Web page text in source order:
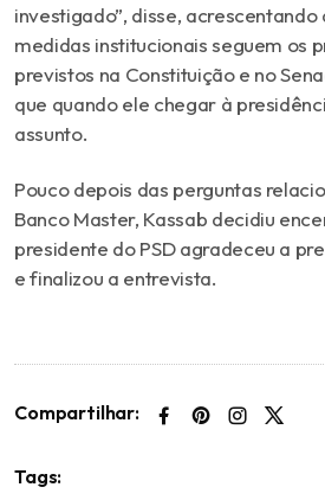
investigado”, disse, acrescentando
medidas institucionais seguem os
previstos na Constituição e no
que quando ele chegar à
assunto.
Pouco depois das perguntas
Banco Master, Kassab decidiu
presidente do PSD agradeceu a
e finalizou a entrevista.
Compartilhar:
Tags: